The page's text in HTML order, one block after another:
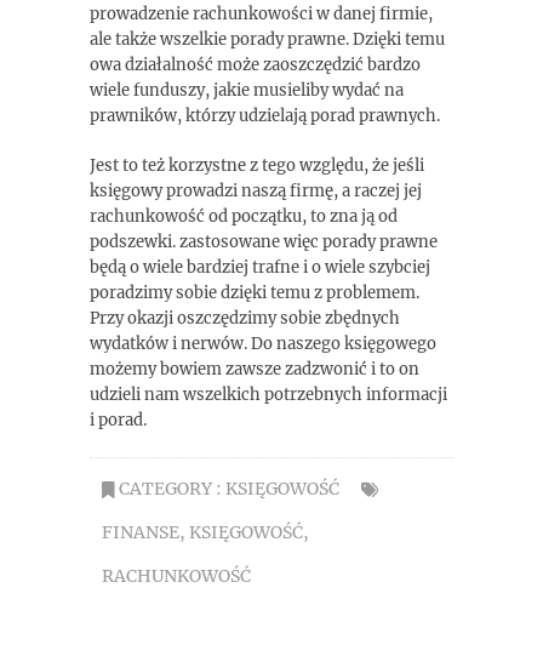
prowadzenie rachunkowości w danej firmie,
ale także wszelkie porady prawne. Dzięki temu
owa działalność może zaoszczędzić bardzo
wiele funduszy, jakie musieliby wydać na
prawników, którzy udzielają porad prawnych.
Jest to też korzystne z tego względu, że jeśli
księgowy prowadzi naszą firmę, a raczej jej
rachunkowość od początku, to zna ją od
podszewki. zastosowane więc porady prawne
będą o wiele bardziej trafne i o wiele szybciej
poradzimy sobie dzięki temu z problemem.
Przy okazji oszczędzimy sobie zbędnych
wydatków i nerwów. Do naszego księgowego
możemy bowiem zawsze zadzwonić i to on
udzieli nam wszelkich potrzebnych informacji
i porad.
CATEGORY : KSIĘGOWOŚĆ
FINANSE, KSIĘGOWOŚĆ,
RACHUNKOWOŚĆ